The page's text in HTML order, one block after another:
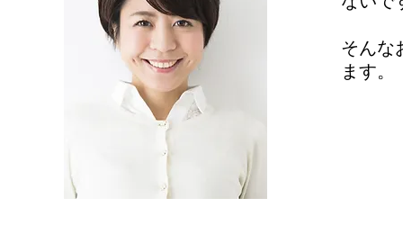
そんな
ます。